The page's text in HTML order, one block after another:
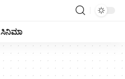
ಸಿನಿಮಾ